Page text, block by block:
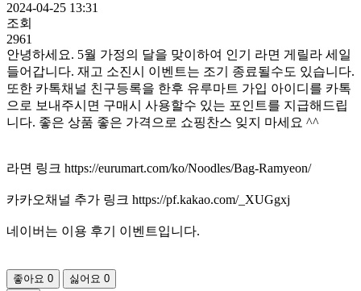
2024-04-25 13:31
조회
2961
안녕하세요. 5월 가정의 달을 맞이하여 인기 라면 게릴라 세일
들어갑니다. 재고 소진시 이벤트는 조기 종료될수도 있습니다.
또한 카톡채널 친구등록을 한후 유루마트 가입 아이디를 카톡
으로 보내주시면 구매시 사용할수 있는 포인트를 지급해드립
니다. 좋은 상품 좋은 가격으로 쇼핑찬스 잊지 마세요 ^^
라면 링크 https://eurumart.com/ko/Noodles/Bag-Ramyeon/
카카오채널 추가 링크 https://pf.kakao.com/_XUGgxj
네이버는 이용 후기 이벤트입니다.
좋아요 0 싫어요 0